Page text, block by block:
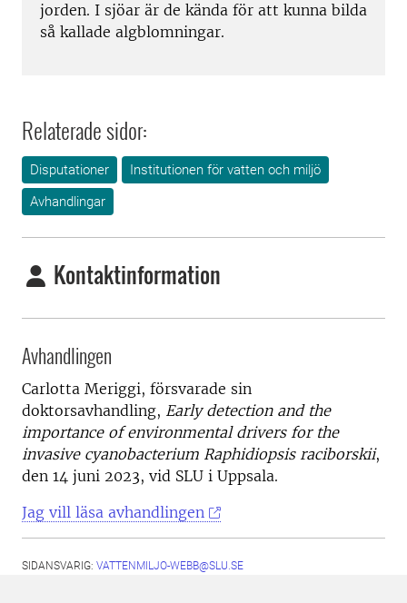
jorden. I sjöar är de kända för att kunna bilda
så kallade algblomningar.
Relaterade sidor:
Disputationer
Institutionen för vatten och miljö
Avhandlingar
Kontaktinformation
Avhandlingen
Carlotta Meriggi, försvarade sin
doktorsavhandling, Early detection and the
importance of environmental drivers for the
invasive cyanobacterium Raphidiopsis raciborskii,
den 14 juni 2023, vid SLU i Uppsala.
Jag vill läsa avhandlingen
SIDANSVARIG: VATTENMILJO-WEBB@SLU.SE